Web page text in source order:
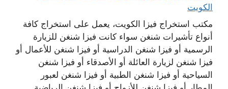
الكويت
مكتب استخراج فيزا الكويت، يعمل على استخراج كافة
أنواع تأشيرات شنغن سواء كانت فيزا شنغن للزيارة
الرسمية أو فيزا شنغن الدراسية أو فيزا شنغن للأعمال أو
فيزا شنغن لزيارة العائلة أو الأصدقاء أو فيزا شنغن
السياحية أو فيزا شنغن الطبية أو فيزا شنغن لعبور